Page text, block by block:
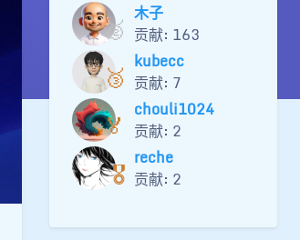
🥈 木子
贡献: 163
🥉 kubecc
贡献: 7
🏅
chouli1024
贡献: 2
🎖️ reche
贡献: 2